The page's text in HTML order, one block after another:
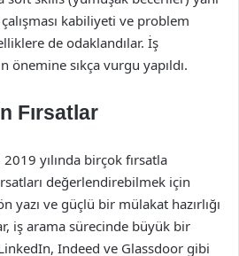
kabiliyeti ve problem
de odaklandılar. İş
önemine sıkça vurgu yapıldı.
Fırsatlar
yılında birçok fırsatla
değerlendirebilmek için
yazı ve güçlü bir mülakat hazırlığı
iş arama sürecinde büyük bir
Indeed ve Glassdoor gibi